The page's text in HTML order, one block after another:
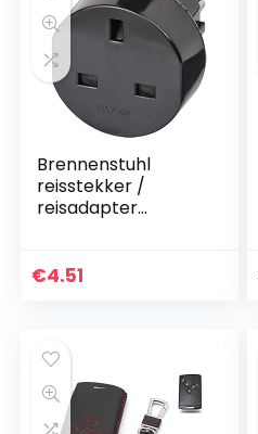
Brennenstuhl
reisstekker /
reisadapter
stopcontact en
€4.51